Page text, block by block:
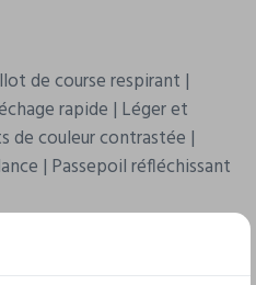
de course respirant |
rapide | Léger et
de couleur contrastée |
| Passepoil réfléchissant